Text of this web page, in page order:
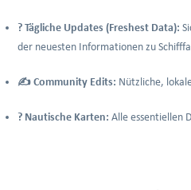
? Tägliche Updates (Freshest Data):
der neuesten Informationen zu
✍️ Community Edits: Nützliche,
?️ Nautische Karten: Alle essentiellen